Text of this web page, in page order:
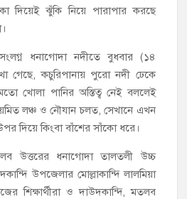
দিয়েই ঝুঁকি নিয়ে পারাপার করছে
ধনাগোদা নদীতে বুধবার (১৪
গেছে, কচুরিপানায় পুরো নদী ঢেকে
খোলা পানির অস্তিত্ব নেই বললেই
লঞ্চ ও নৌযান চলত, সেখানে এখন
দিয়ে কিংবা বাঁশের সাঁকো ধরে।
উত্তরের ধনাগোদা তালতলী উচ্চ
উপজেলার মোল্লাকান্দি লালমিয়া
শিক্ষার্থীরা ও দাউদকান্দি, মতলব